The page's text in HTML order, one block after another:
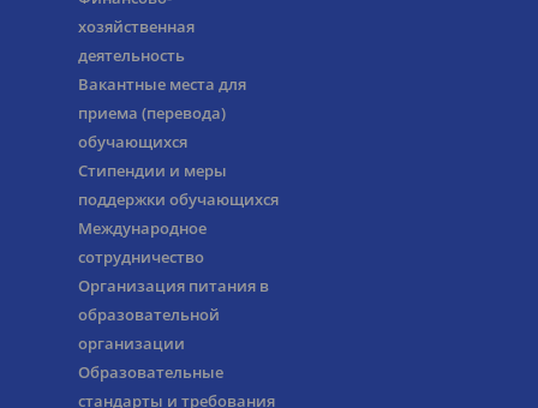
хозяйственная
деятельность
Вакантные места для
приема (перевода)
обучающихся
Стипендии и меры
поддержки обучающихся
Международное
сотрудничество
Организация питания в
образовательной
организации
Образовательные
стандарты и требования